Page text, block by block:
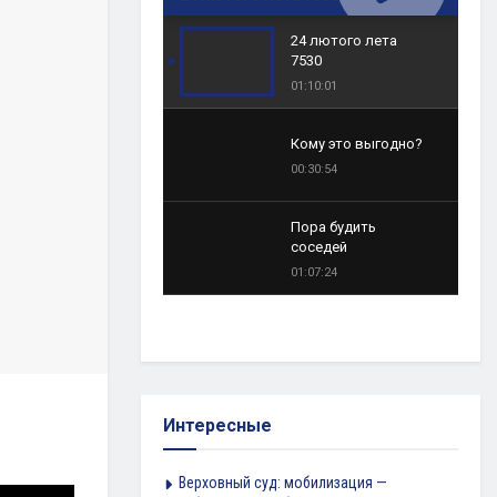
24 лютого лета
7530
01:10:01
Кому это выгодно?
00:30:54
Пора будить
соседей
01:07:24
Интересные
Верховный суд: мобилизация —